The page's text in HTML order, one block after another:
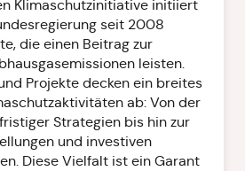
Klimaschutzinitiative initiiert
seit 2008
die einen Beitrag zur
leisten.
Projekte decken ein breites
ab: Von der
Strategien bis hin zur
und investiven
Diese Vielfalt ist ein Garant